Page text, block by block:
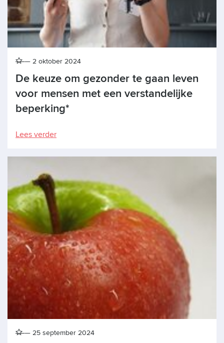
De keuze om gezonder te gaan leven
voor mensen met een verstandelijke
beperking*
2 oktober 2024
Lees verder
25 september 2024